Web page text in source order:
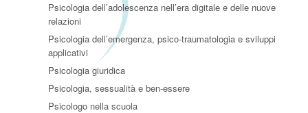
Psicologia dell’adolescenza nell’era digitale e delle nuove
relazioni
Psicologia dell’emergenza, psico-traumatologia e sviluppi
applicativi
Psicologia giuridica
Psicologia, sessualità e ben-essere
Psicologo nella scuola